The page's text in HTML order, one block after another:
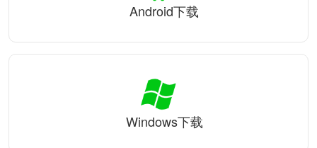
Android下载
Windows下载